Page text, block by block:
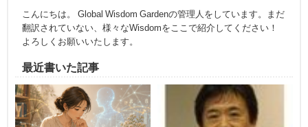
こんにちは。 Global Wisdom Gardenの管理人をしています。まだ
翻訳されていない、様々なWisdomをここで紹介してください！
よろしくお願いいたします。
最近書いた記事